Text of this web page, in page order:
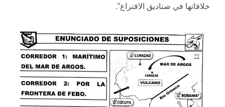
خلافاتها في صناديق الاقتراع”.